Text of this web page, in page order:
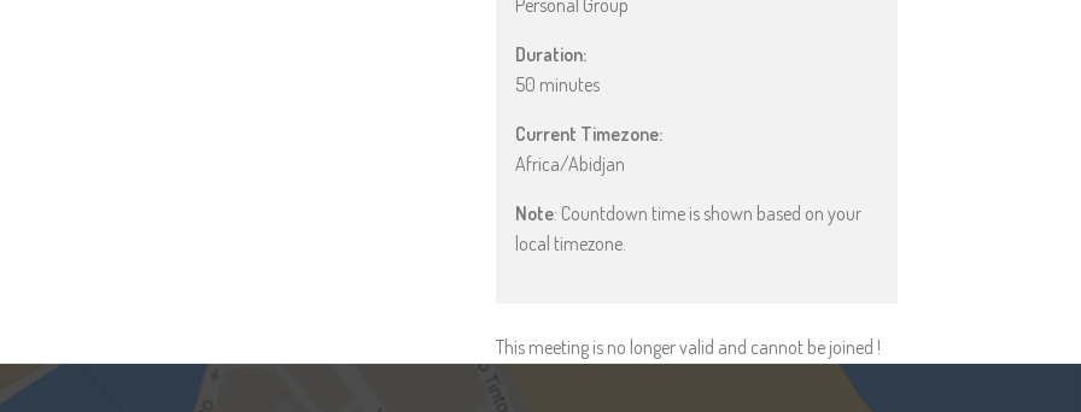
Personal Group
Duration:
50 minutes
Current Timezone:
Africa/Abidjan
Note: Countdown time is shown based on your
local timezone.
This meeting is no longer valid and cannot be joined !